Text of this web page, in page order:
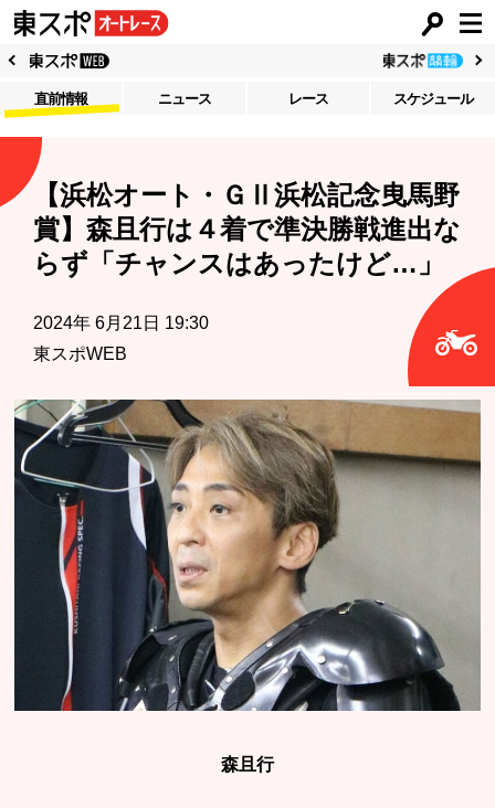
直前情報 ニュース レース スケジュール
【浜松オート・ＧⅡ浜松記念曳馬野
賞】森且行は４着で準決勝戦進出な
らず「チャンスはあったけど…」
2024年 6月21日 19:30
東スポWEB
森且行